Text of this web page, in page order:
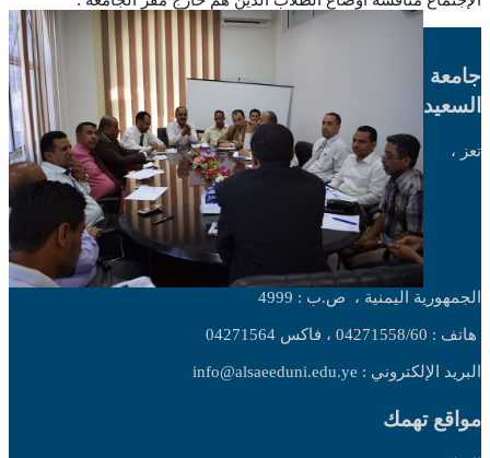
جامعة
السعيد
تعز ،
الجمهورية اليمنية ، ص.ب : 4999
هاتف : 04271558/60 ، فاكس 04271564
البريد الإلكتروني : info@alsaeeduni.edu.ye
مواقع تهمك